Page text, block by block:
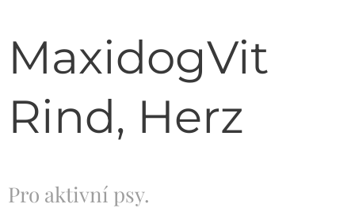
MaxidogVit
Rind, Herz
Pro aktivní psy.